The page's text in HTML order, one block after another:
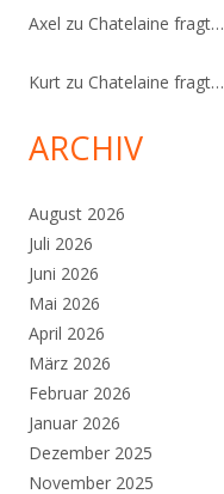
Axel zu Chatelaine fragt…
Kurt zu Chatelaine fragt…
ARCHIV
August 2026
Juli 2026
Juni 2026
Mai 2026
April 2026
März 2026
Februar 2026
Januar 2026
Dezember 2025
November 2025